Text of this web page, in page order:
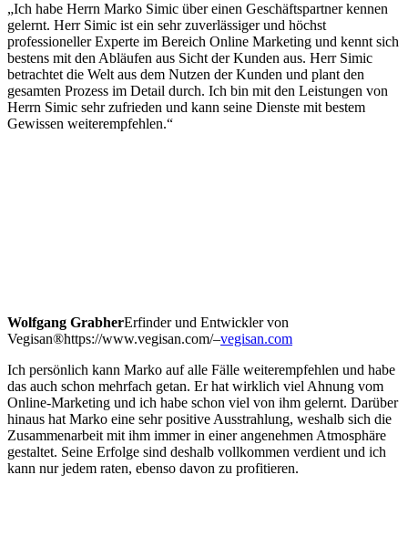
„Ich habe Herrn Marko Simic über einen Geschäftspartner kennen
gelernt. Herr Simic ist ein sehr zuverlässiger und höchst
professioneller Experte im Bereich Online Marketing und kennt sich
bestens mit den Abläufen aus Sicht der Kunden aus. Herr Simic
betrachtet die Welt aus dem Nutzen der Kunden und plant den
gesamten Prozess im Detail durch. Ich bin mit den Leistungen von
Herrn Simic sehr zufrieden und kann seine Dienste mit bestem
Gewissen weiterempfehlen.“
Wolfgang GrabherErfinder und Entwickler von
Vegisan®https://www.vegisan.com/–vegisan.com
Ich persönlich kann Marko auf alle Fälle weiterempfehlen und habe
das auch schon mehrfach getan. Er hat wirklich viel Ahnung vom
Online-Marketing und ich habe schon viel von ihm gelernt. Darüber
hinaus hat Marko eine sehr positive Ausstrahlung, weshalb sich die
Zusammenarbeit mit ihm immer in einer angenehmen Atmosphäre
gestaltet. Seine Erfolge sind deshalb vollkommen verdient und ich
kann nur jedem raten, ebenso davon zu profitieren.